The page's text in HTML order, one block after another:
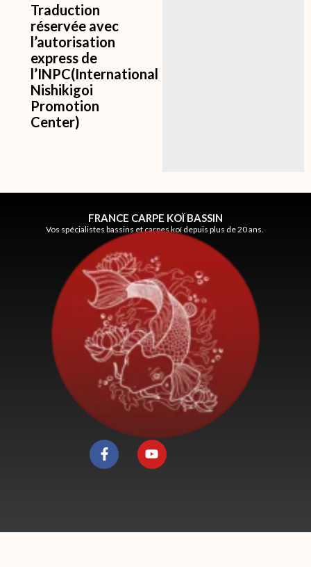
Traduction
réservée avec
l’autorisation
express de
l’INPC(International
Nishikigoi
Promotion
Center)
FRANCE CARPE KOÏ BASSIN
Vos spécialistes bassins et carpes koï depuis plus de 20 ans.
F
a
c
Y
o
u